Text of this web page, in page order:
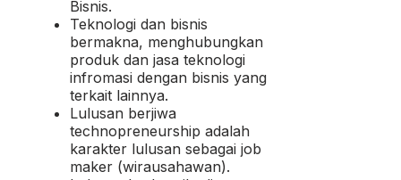
Bisnis.
Teknologi dan bisnis
bermakna, menghubungkan
produk dan jasa teknologi
infromasi dengan bisnis yang
terkait lainnya.
Lulusan berjiwa
technopreneurship adalah
karakter lulusan sebagai job
maker (wirausahawan).